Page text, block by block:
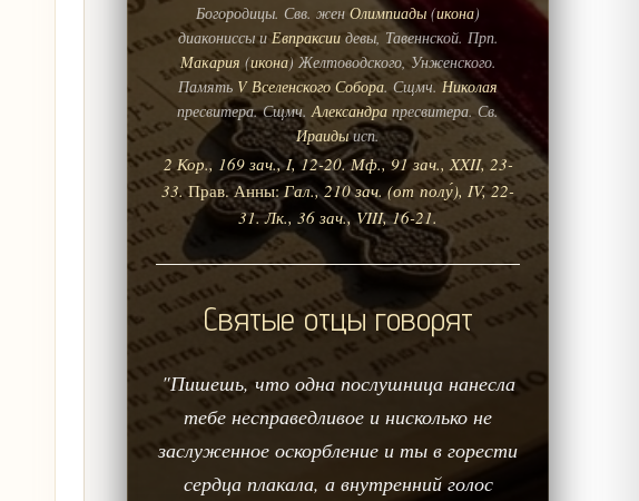
Богородицы. Свв. женОлимпиады (икона)
диакониссы иЕвпраксиидевы, Тавеннской. Прп.
Макария (икона) Желтоводского, Унженского.
Память V Вселенского Собора. Сщмч.Николая
пресвитера. Сщмч.Александра пресвитера. Св.
Ираидыисп.
2 Кор., 169 зач., I, 12-20. Мф., 91 зач., XXII, 23-
33.Прав. Анны:Гал., 210 зач. (от полу́), IV, 22-
31. Лк., 36 зач., VIII, 16-21.
Святые отцы говорят
"Пишешь, что одна послушница нанесла
тебе несправедливое и нисколько не
заслуженное оскорбление и ты в горести
сердца плакала, а внутренний голос